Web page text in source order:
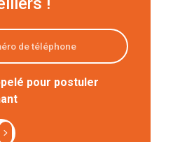
pour postuler
chevron_right